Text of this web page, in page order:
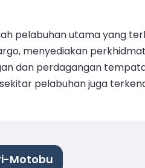
pelabuhan utama yang
menyediakan
dan perdagangan
pelabuhan juga
Motobu